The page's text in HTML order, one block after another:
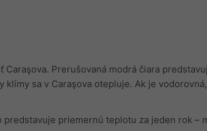
Prerušovaná modrá čiara
sa v Caraşova otepluje. Ak je
priemernú teplotu za jeden rok –